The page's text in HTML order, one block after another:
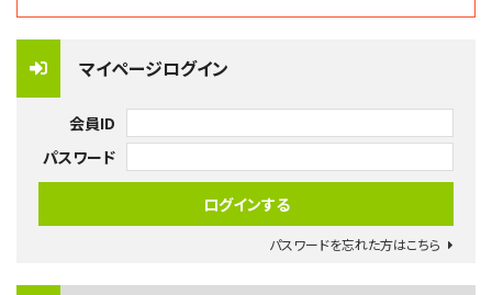
マイページログイン
会員ID
パスワード
パスワードを忘れた方はこちら